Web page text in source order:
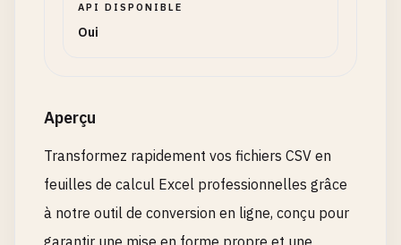
API DISPONIBLE
Oui
Aperçu
Transformez rapidement vos fichiers CSV en
feuilles de calcul Excel professionnelles grâce
à notre outil de conversion en ligne, conçu pour
garantir une mise en forme propre et une